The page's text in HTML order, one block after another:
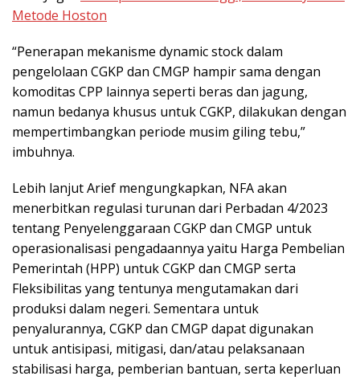
Metode Hoston
“Penerapan mekanisme dynamic stock dalam
pengelolaan CGKP dan CMGP hampir sama dengan
komoditas CPP lainnya seperti beras dan jagung,
namun bedanya khusus untuk CGKP, dilakukan dengan
mempertimbangkan periode musim giling tebu,”
imbuhnya.
Lebih lanjut Arief mengungkapkan, NFA akan
menerbitkan regulasi turunan dari Perbadan 4/2023
tentang Penyelenggaraan CGKP dan CMGP untuk
operasionalisasi pengadaannya yaitu Harga Pembelian
Pemerintah (HPP) untuk CGKP dan CMGP serta
Fleksibilitas yang tentunya mengutamakan dari
produksi dalam negeri. Sementara untuk
penyalurannya, CGKP dan CMGP dapat digunakan
untuk antisipasi, mitigasi, dan/atau pelaksanaan
stabilisasi harga, pemberian bantuan, serta keperluan